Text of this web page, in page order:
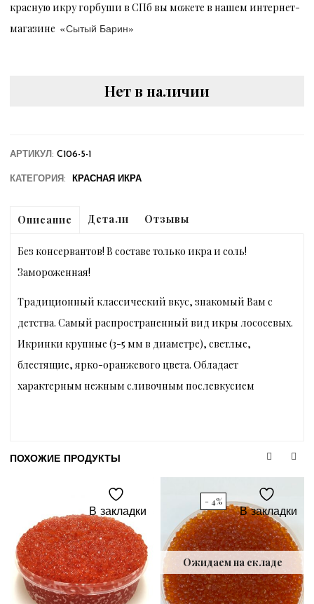
красную икру горбуши в СПб вы можете в нашем интернет-
магазине «Сытый Барин»
Нет в наличии
АРТИКУЛ:C106-5-1
КАТЕГОРИЯ: КРАСНАЯ ИКРА
Описание Детали Отзывы
Без консервантов! В составе только икра и соль!
Замороженная!
Традиционный классический вкус, знакомый Вам с
детства. Самый распространенный вид икры лососевых.
Икринки крупные (3-5 мм в диаметре), светлые,
блестящие, ярко-оранжевого цвета. Обладает
характерным нежным сливочным послевкусием
ПОХОЖИЕ ПРОДУКТЫ
В закладки
- 4%
Ожидаем на складе
В закладки